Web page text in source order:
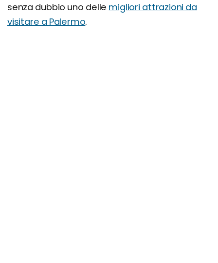
senza dubbio uno delle migliori attrazioni da
visitare a Palermo.